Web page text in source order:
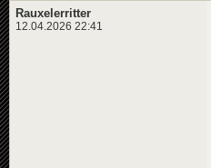
Rauxelerritter
12.04.2026 22:41